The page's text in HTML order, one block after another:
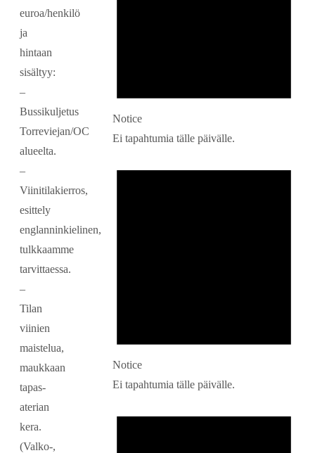
euroa/henkilö
ja
hintaan
sisältyy:
–
Bussikuljetus
Torreviejan/OC
alueelta.
–
Viinitilakierros,
esittely
englanninkielinen,
tulkkaamme
tarvittaessa.
–
Tilan
viinien
maistelua,
maukkaan
tapas-
aterian
kera.
(Valko-,
Notice
Ei tapahtumia tälle päivälle.
Notice
Ei tapahtumia tälle päivälle.